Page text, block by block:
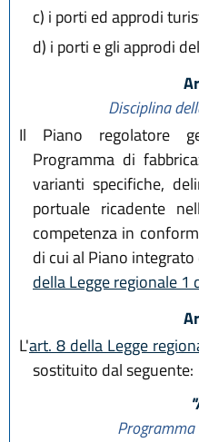
c) i porti ed approdi
d) i porti e gli approdi
Disciplina
Il Piano regolatore
Programma di
varianti specifiche,
portuale ricadente
competenza in
di cui al Piano
della Legge regionale
L'art. 8 della Legge
sostituito dal seguente: